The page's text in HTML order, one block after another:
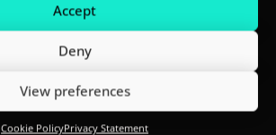
Accept
Deny
View preferences
Cookie PolicyPrivacy Statement